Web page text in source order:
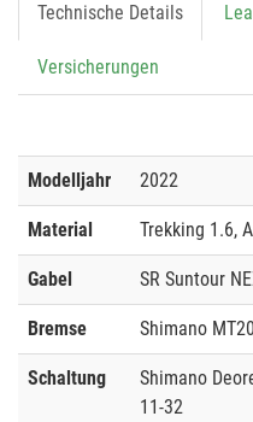
Technische Details
Versicherungen
Modelljahr 2022
Material Trekking 1.6,
Gabel SR Suntour
Bremse Shimano
Schaltung
Shimano
11-32